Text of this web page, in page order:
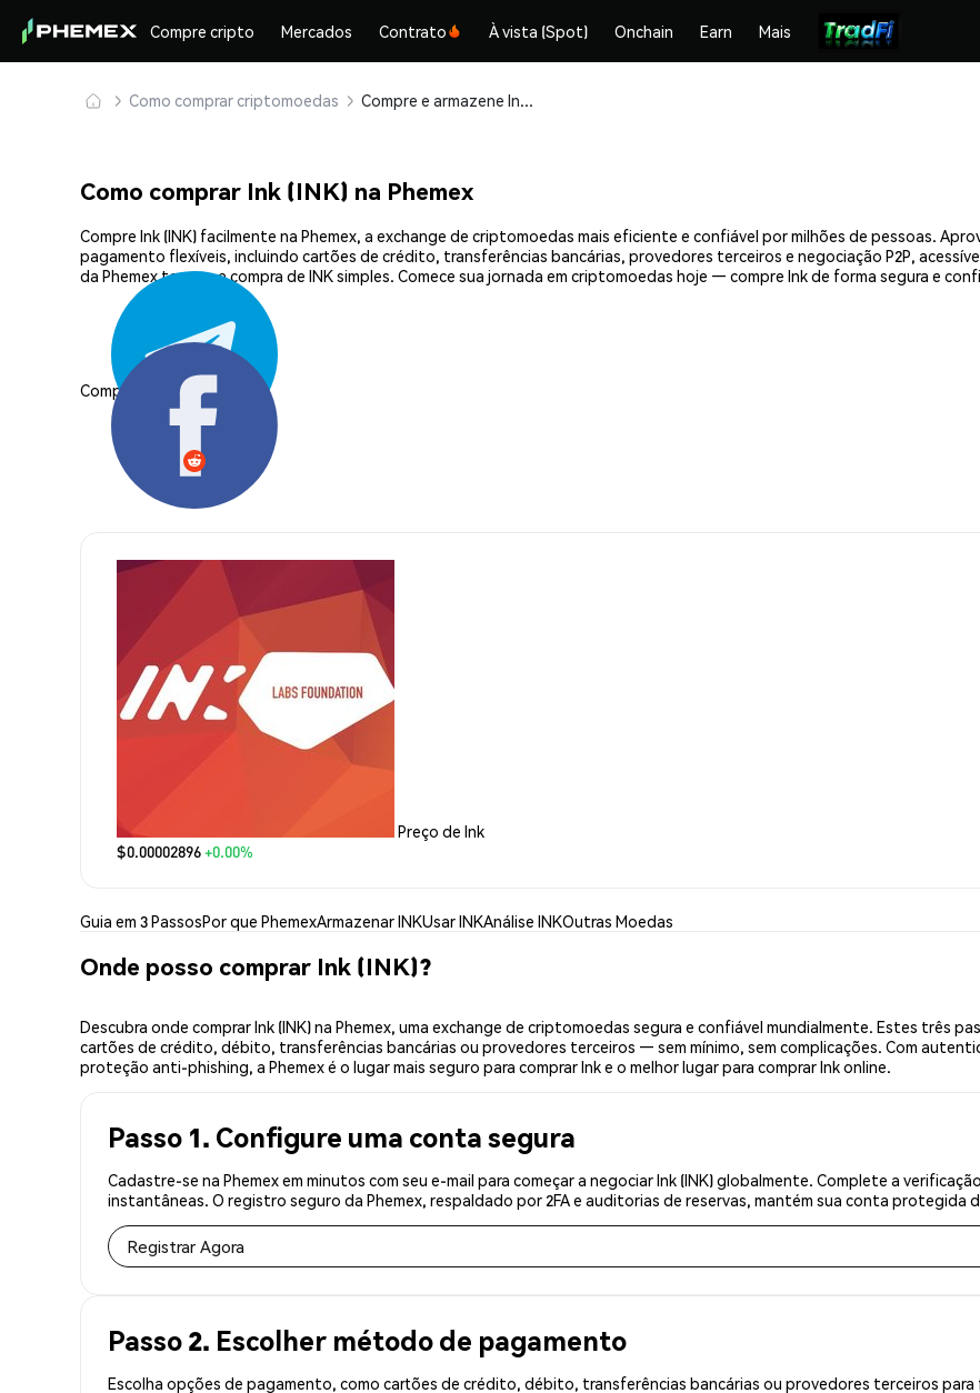
Compre cripto Mercados Contrato À vista (Spot) Onchain Earn Mais
Como comprar criptomoedas Compre e armazene Ink (INK) com segurança
Como comprar Ink (INK) na Phemex
Compre Ink (INK) facilmente na Phemex, a exchange de criptomoedas mais eficiente e confiável por milhões de pessoas.
pagamento flexíveis, incluindo cartões de crédito, transferências bancárias, provedores terceiros e negociação P2P,
da Phemex tornam a compra de INK simples. Comece sua jornada em criptomoedas hoje — compre Ink de forma segura e
Compartilhar:
Preço de Ink
$0.00002896+0.00%
Guia em 3 PassosPor que PhemexArmazenar INKUsar INKAnálise INKOutras Moedas
Onde posso comprar Ink (INK)?
Descubra onde comprar Ink (INK) na Phemex, uma exchange de criptomoedas segura e confiável mundialmente. Estes três
cartões de crédito, débito, transferências bancárias ou provedores terceiros — sem mínimo, sem complicações. Com
proteção anti-phishing, a Phemex é o lugar mais seguro para comprar Ink e o melhor lugar para comprar Ink online.
Passo 1. Configure uma conta segura
Cadastre-se na Phemex em minutos com seu e-mail para começar a negociar Ink (INK) globalmente. Complete a
instantâneas. O registro seguro da Phemex, respaldado por 2FA e auditorias de reservas, mantém sua conta protegida
Registrar Agora
Passo 2. Escolher método de pagamento
Escolha opções de pagamento, como cartões de crédito, débito, transferências bancárias ou provedores terceiros